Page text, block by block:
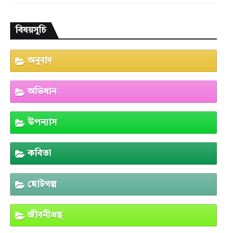
বিষয়সূচি
অনুবাদ
অভিধান
উপন্যাস
কবিতা
ছোটগল্প
জীবনীগ্রন্থ